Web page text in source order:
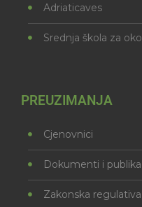
Adriaticaves
Srednja škola za
PREUZIMANJA
Cjenovnici
Dokumenti i
Zakonska regulativa